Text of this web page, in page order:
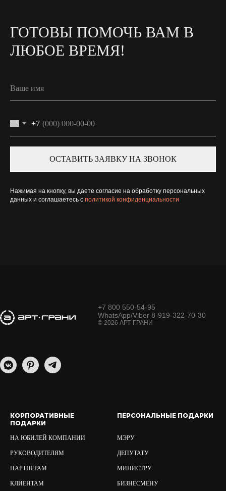
ГОТОВЫ ПОМОЧЬ ВАМ В
ЛЮБОЕ ВРЕМЯ!
+7
ОСТАВИТЬ ЗАЯВКУ НА ЗВОНОК
Нажимая на кнопку, вы даете согласие на обработку персональных
данных и соглашаетесь c политикой конфиденциальности
+7 800 550-54-95
WhatsApp/Viber 8-919-322-70-30
© 2026 АРТ-ГРАНИ
КОРПОРАТИВНЫЕ
ПОДАРКИ
НА ЮБИЛЕЙ КОМПАНИИ
РУКОВОДИТЕЛЯМ
ПАРТНЕРАМ
КЛИЕНТАМ
ПЕРСОНАЛЬНЫЕ ПОДАРКИ
МЭРУ
ДЕПУТАТУ
МИНИСТРУ
БИЗНЕСМЕНУ